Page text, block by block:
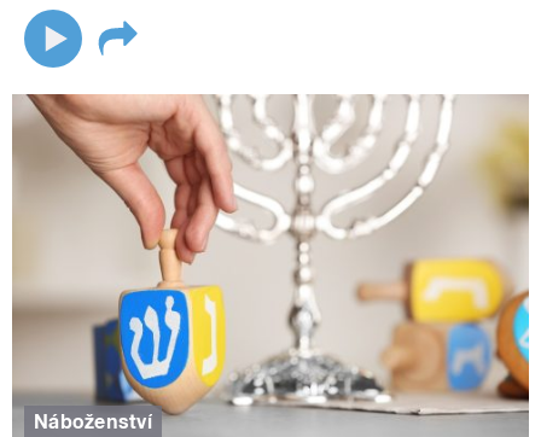
Náboženství